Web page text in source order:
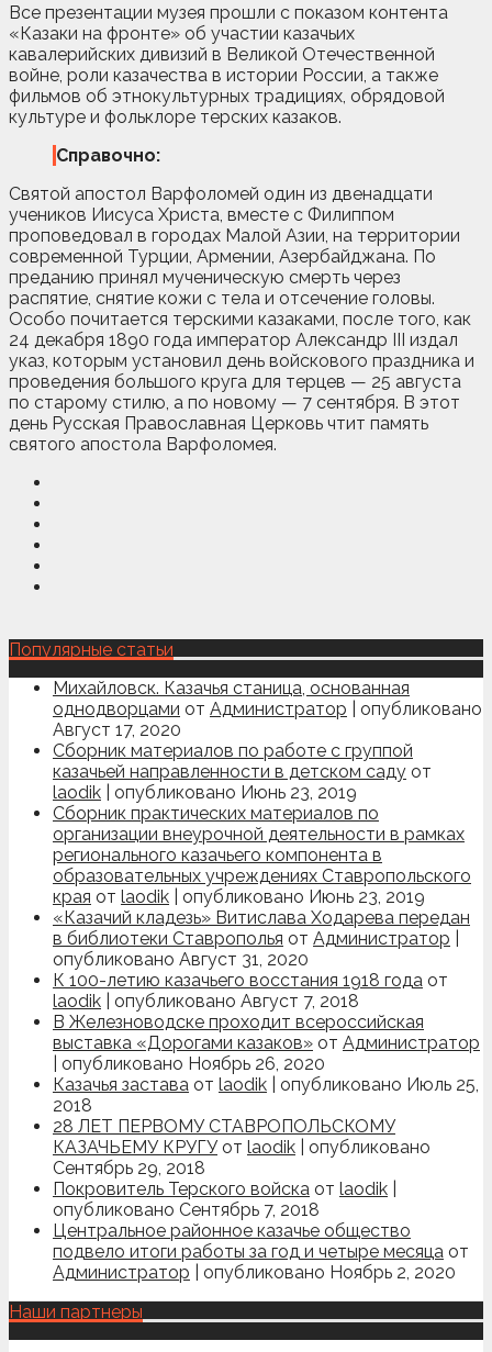
Все презентации музея прошли с показом контента
«Казаки на фронте» об участии казачьих
кавалерийских дивизий в Великой Отечественной
войне, роли казачества в истории России, а также
фильмов об этнокультурных традициях, обрядовой
культуре и фольклоре терских казаков.
Справочно:
Святой апостол Варфоломей один из двенадцати
учеников Иисуса Христа, вместе с Филиппом
проповедовал в городах Малой Азии, на территории
современной Турции, Армении, Азербайджана. По
преданию принял мученическую смерть через
распятие, снятие кожи с тела и отсечение головы.
Особо почитается терскими казаками, после того, как
24 декабря 1890 года император Александр III издал
указ, которым установил день войскового праздника и
проведения большого круга для терцев — 25 августа
по старому стилю, а по новому — 7 сентября. В этот
день Русская Православная Церковь чтит память
святого апостола Варфоломея.
Популярные статьи
Михайловск. Казачья станица, основанная
однодворцами от Администратор
опубликовано
Август 17, 2020
Сборник материалов по работе с группой
казачьей направленности в детском саду от
laodik
опубликовано Июнь 23, 2019
Сборник практических материалов по
организации внеурочной деятельности в рамках
регионального казачьего компонента в
образовательных учреждениях Ставропольского
края от laodik
опубликовано Июнь 23, 2019
«Казачий кладезь» Витислава Ходарева передан
в библиотеки Ставрополья от Администратор
опубликовано Август 31, 2020
К 100-летию казачьего восстания 1918 года от
laodik
опубликовано Август 7, 2018
В Железноводске проходит всероссийская
выставка «Дорогами казаков» от Администратор
опубликовано Ноябрь 26, 2020
Казачья застава от laodik
опубликовано Июль 25,
2018
28 ЛЕТ ПЕРВОМУ СТАВРОПОЛЬСКОМУ
КАЗАЧЬЕМУ КРУГУ от laodik
опубликовано
Сентябрь 29, 2018
Покровитель Терского войска от laodik
опубликовано Сентябрь 7, 2018
Центральное районное казачье общество
подвело итоги работы за год и четыре месяца от
Администратор
опубликовано Ноябрь 2, 2020
Наши партнеры